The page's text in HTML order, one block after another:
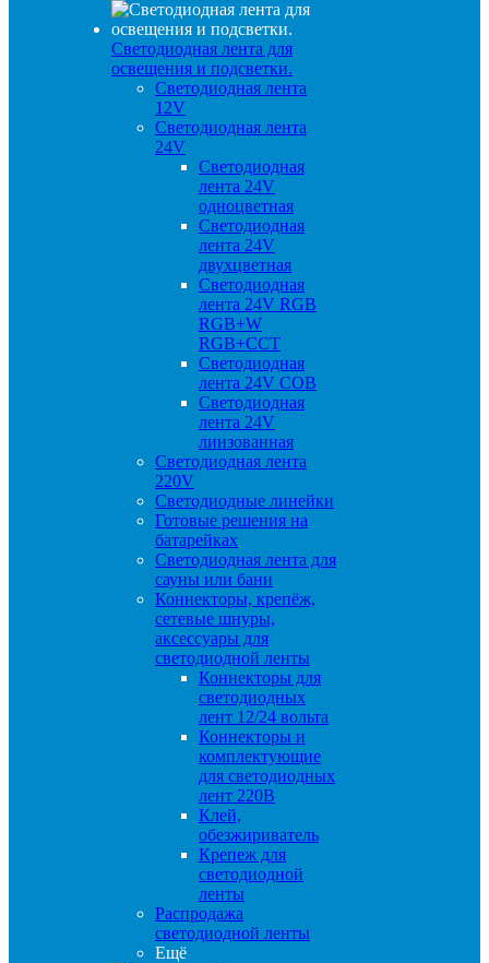
Светодиодная лента для
освещения и подсветки.
Светодиодная лента
12V
Светодиодная лента
24V
Светодиодная
лента 24V
одноцветная
Светодиодная
лента 24V
двухцветная
Светодиодная
лента 24V RGB
RGB+W
RGB+CCT
Светодиодная
лента 24V COB
Светодиодная
лента 24V
линзованная
Светодиодная лента
220V
Светодиодные линейки
Готовые решения на
батарейках
Светодиодная лента для
сауны или бани
Коннекторы, крепёж,
сетевые шнуры,
аксессуары для
светодиодной ленты
Коннекторы для
светодиодных
лент 12/24 вольта
Коннекторы и
комплектующие
для светодиодных
лент 220В
Клей,
обезжириватель
Крепеж для
светодиодной
ленты
Распродажа
светодиодной ленты
Ещё